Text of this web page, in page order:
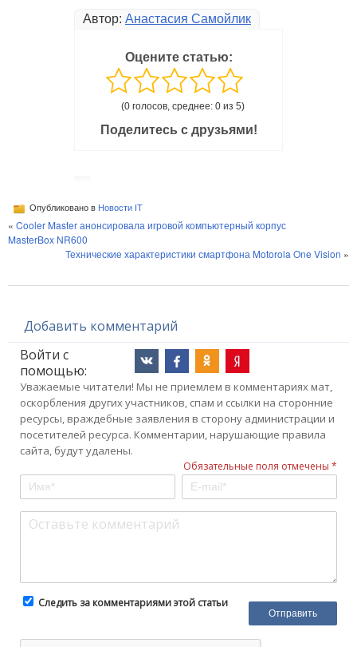
Автор: Анастасия Самойлик
Оцените статью:
(0 голосов, среднее: 0 из 5)
Поделитесь с друзьями!
Опубликовано в Новости IT
« Cooler Master анонсировала игровой компьютерный корпус
MasterBox NR600
Технические характеристики смартфона Motorola One Vision »
Добавить комментарий
Войти с
помощью:
Уважаемые читатели! Мы не приемлем в комментариях мат,
оскорбления других участников, спам и ссылки на сторонние
ресурсы, враждебные заявления в сторону администрации и
посетителей ресурса. Комментарии, нарушающие правила
сайта, будут удалены.
Обязательные поля отмечены *
Следить за комментариями этой статьи